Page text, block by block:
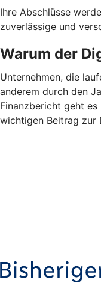
Ihre Abschlüsse
zuverlässige und
Warum der
Unternehmen, die
anderem durch den
Finanzbericht geht
wichtigen Beitrag zur